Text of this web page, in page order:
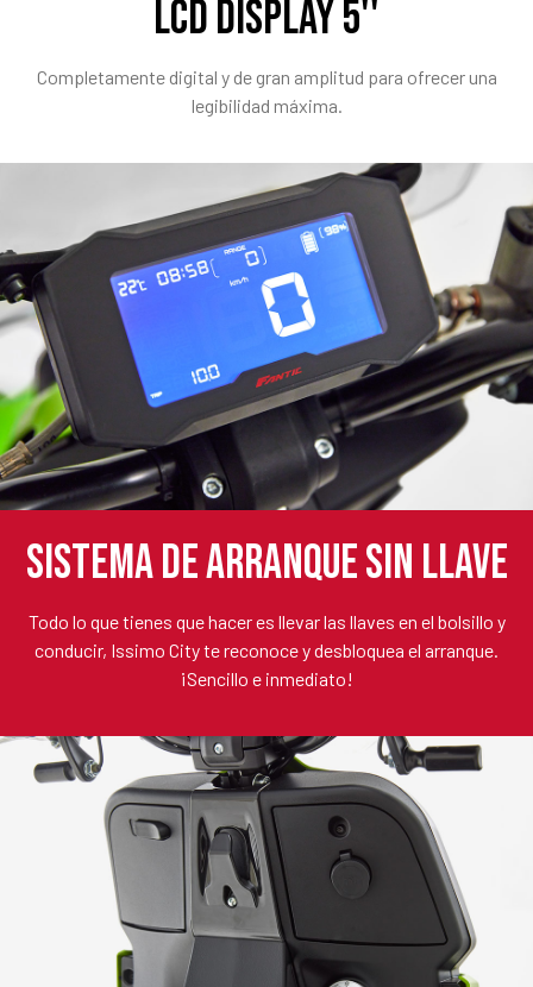
LCD DISPLAY 5''
Completamente digital y de gran amplitud para ofrecer una
legibilidad máxima.
SISTEMA DE ARRANQUE SIN LLAVE
Todo lo que tienes que hacer es llevar las llaves en el bolsillo y
conducir, Issimo City te reconoce y desbloquea el arranque.
¡Sencillo e inmediato!